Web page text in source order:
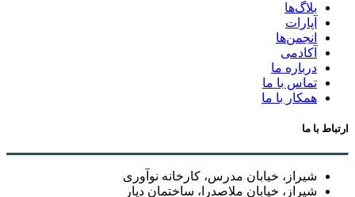
بلاگ‌ها
آپارات
انجمن‌ها
آکادمی
درباره ما
تماس با ما
همکار با ما
ارتباط با ما
شیراز، خیابان مدرس، کارخانه نوآوری
شیراز، خیابان ملاصدرا، ساختمان دیار